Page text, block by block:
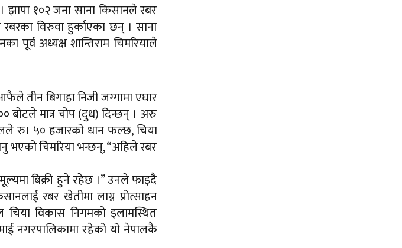
१०२ जना साना किसानले रबर
विरुवा हुर्काएका छन् । साना
पूर्व अध्यक्ष शान्तिराम चिमरियाले
तीन बिगाहा निजी जग्गामा एघार
बोटले मात्र चोप (दुध) दिन्छन् । अरु
रु। ५० हजारको धान फल्छ, चिया
भएको चिमरिया भन्छन्, “अहिले रबर
बिक्री हुने रहेछ ।” उनले फाइदै
रबर खेतीमा लाग्न प्रोत्साहन
विकास निगमको इलामस्थित
नगरपालिकामा रहेको यो नेपालकै